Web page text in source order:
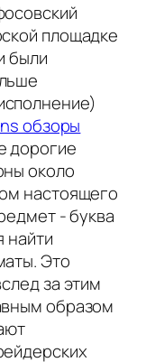
площадке
были
обзоры
дорогие
около
настоящего
- буква
найти
Это
за этим
образом